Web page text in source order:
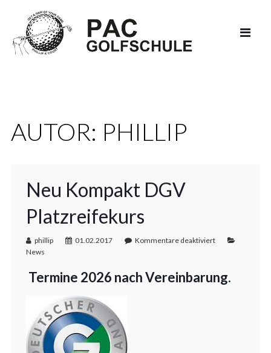
AUTOR: PHILLIP
Neu Kompakt DGV
Platzreifekurs
phillip 01.02.2017
Kommentare deaktiviert
News
Termine 2026 nach Vereinbarung.